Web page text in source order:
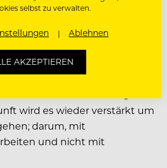
wird. „Die Schaumschläger
die Handwerker gefragt“,
zur Regionalität, zurück
derzeitige Trend wird immer
wird es wieder verstärkt um
darum, mit
und nicht mit
selbst zu verwalten.
Ablehnen
AKZEPTIEREN